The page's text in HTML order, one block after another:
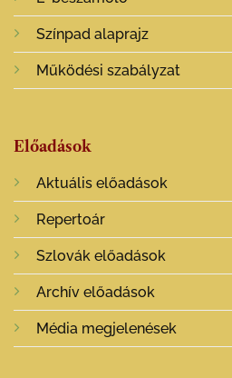
Színpad alaprajz
Működési szabályzat
Előadások
Aktuális előadások
Repertoár
Szlovák előadások
Archív előadások
Média megjelenések